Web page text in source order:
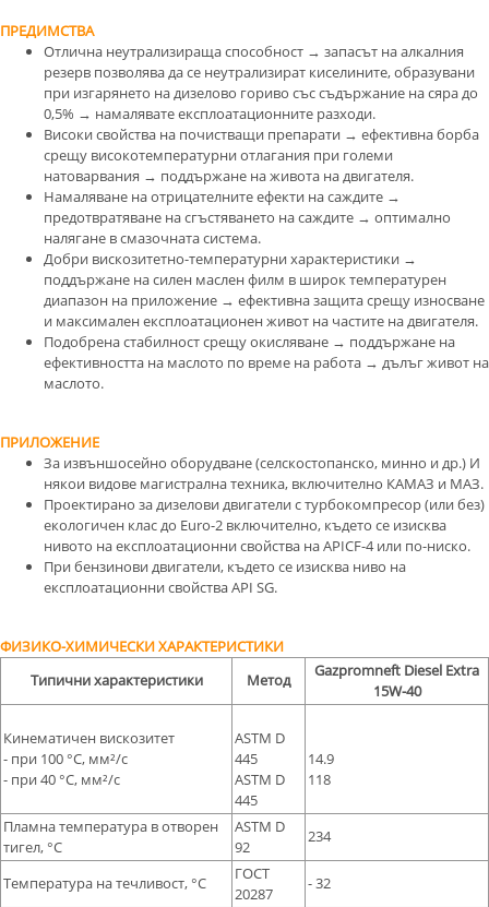
ПРЕДИМСТВА
Отлична неутрализираща способност → запасът на алкалния
резерв позволява да се неутрализират киселините, образувани
при изгарянето на дизелово гориво със съдържание на сяра до
0,5% → намалявате експлоатационните разходи.
Високи свойства на почистващи препарати → ефективна борба
срещу високотемпературни отлагания при големи
натоварвания → поддържане на живота на двигателя.
Намаляване на отрицателните ефекти на саждите →
предотвратяване на сгъстяването на саждите → оптимално
налягане в смазочната система.
Добри вискозитетно-температурни характеристики →
поддържане на силен маслен филм в широк температурен
диапазон на приложение → ефективна защита срещу износване
и максимален експлоатационен живот на частите на двигателя.
Подобрена стабилност срещу окисляване → поддържане на
ефективността на маслото по време на работа → дълъг живот на
маслото.
ПРИЛОЖЕНИЕ
За извъншосейно оборудване (селскостопанско, минно и др.) И
някои видове магистрална техника, включително КАМАЗ и МАЗ.
Проектирано за дизелови двигатели с турбокомпресор (или без)
екологичен клас до Euro-2 включително, където се изисква
нивото на експлоатационни свойства на APICF-4 или по-ниско.
При бензинови двигатели, където се изисква ниво на
експлоатационни свойства API SG.
ФИЗИКО-ХИМИЧЕСКИ ХАРАКТЕРИСТИКИ
Типични характеристики
Метод
Gazpromneft Diesel Extra
15W-40
Кинематичен вискозитет
- при 100 °С, мм²/с
- при 40 °С, мм²/с
ASTM D
445
ASTM D
445
14.9
118
Пламна температура в отворен
тигел, °С
ASTM D
92
234
Температура на течливост, °С
ГОСТ
20287
- 32